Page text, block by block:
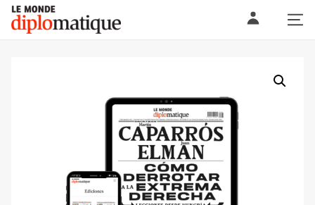
Skip
content
Le monde diplomatique